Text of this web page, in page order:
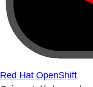
Red Hat OpenShift